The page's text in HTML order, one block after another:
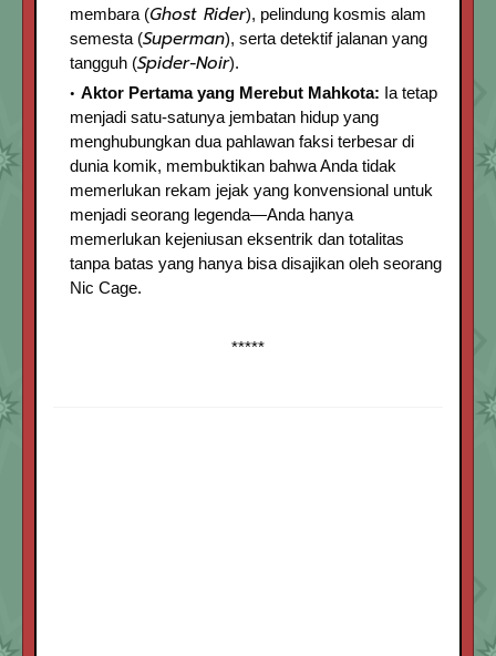
membara (Ghost Rider), pelindung kosmis alam
semesta (Superman), serta detektif jalanan yang
tangguh (Spider-Noir).
Aktor Pertama yang Merebut Mahkota: Ia tetap
menjadi satu-satunya jembatan hidup yang
menghubungkan dua pahlawan faksi terbesar di
dunia komik, membuktikan bahwa Anda tidak
memerlukan rekam jejak yang konvensional untuk
menjadi seorang legenda—Anda hanya
memerlukan kejeniusan eksentrik dan totalitas
tanpa batas yang hanya bisa disajikan oleh seorang
Nic Cage.
*****